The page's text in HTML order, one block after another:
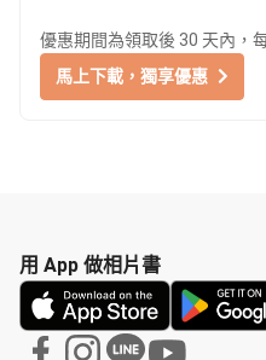
優惠期間為領取後 30 天內，
馬上下載，獨享優惠
用 App 做相片書